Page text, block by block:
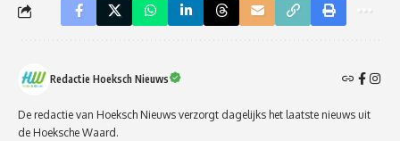
Redactie Hoeksch Nieuws
De redactie van Hoeksch Nieuws verzorgt dagelijks het laatste nieuws uit
de Hoeksche Waard.